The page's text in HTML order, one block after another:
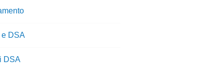
e DSA
DSA